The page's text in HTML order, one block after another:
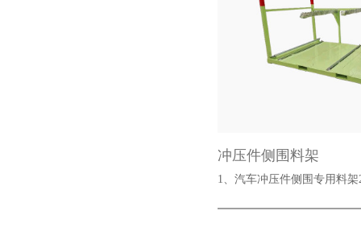
冲压件侧围料架
1、汽车冲压件侧围专用料架